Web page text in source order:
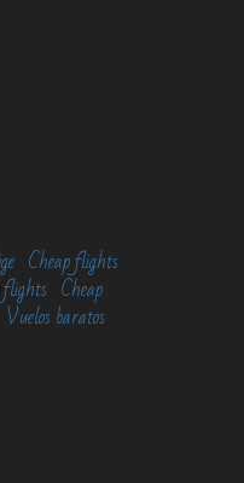
Cheap flights
Cheap
Vuelos baratos